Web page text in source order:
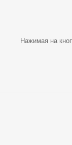
Нажимая на